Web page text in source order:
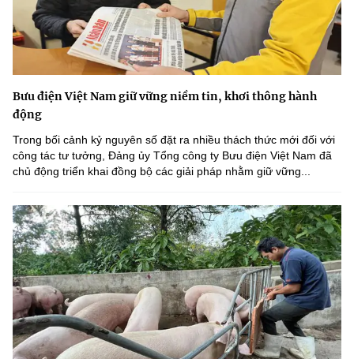
Bưu điện Việt Nam giữ vững niềm tin, khơi thông hành
động
Trong bối cảnh kỷ nguyên số đặt ra nhiều thách thức mới đối với
công tác tư tưởng, Đảng ủy Tổng công ty Bưu điện Việt Nam đã
chủ động triển khai đồng bộ các giải pháp nhằm giữ vững...